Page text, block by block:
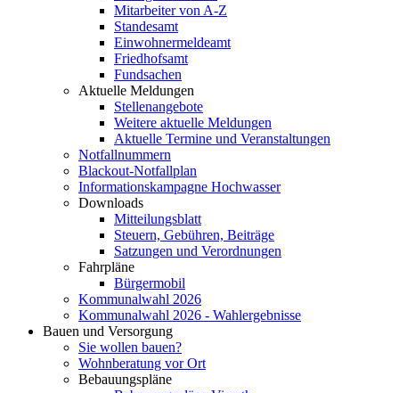
Mitarbeiter von A-Z
Standesamt
Einwohnermeldeamt
Friedhofsamt
Fundsachen
Aktuelle Meldungen
Stellenangebote
Weitere aktuelle Meldungen
Aktuelle Termine und Veranstaltungen
Notfallnummern
Blackout-Notfallplan
Informationskampagne Hochwasser
Downloads
Mitteilungsblatt
Steuern, Gebühren, Beiträge
Satzungen und Verordnungen
Fahrpläne
Bürgermobil
Kommunalwahl 2026
Kommunalwahl 2026 - Wahlergebnisse
Bauen und Versorgung
Sie wollen bauen?
Wohnberatung vor Ort
Bebauungspläne